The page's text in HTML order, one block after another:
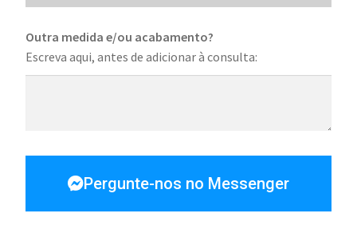
Outra medida e/ou acabamento?
Escreva aqui, antes de adicionar à consulta:
Pergunte-nos no Messenger